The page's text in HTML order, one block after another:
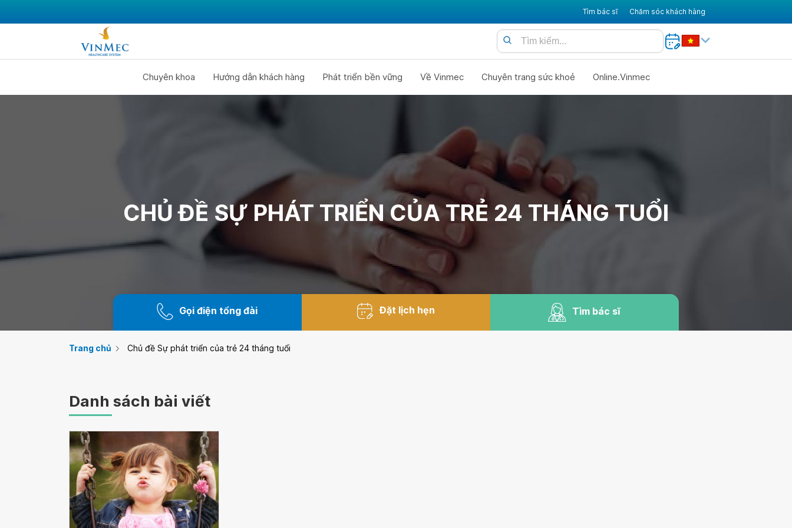
Tìm bác sĩ Chăm sóc khách hàng
Chuyên khoa Hướng dẫn khách hàng Phát triển bền vững Về Vinmec Chuyên trang sức khoẻ Online.Vinmec
CHỦ ĐỀ SỰ PHÁT TRIỂN CỦA TRẺ 24 THÁNG TUỔI
Gọi điện tổng đài Đặt lịch hẹn Tìm bác sĩ
Trang chủ Chủ đề Sự phát triển của trẻ 24 tháng tuổi
Danh sách bài viết